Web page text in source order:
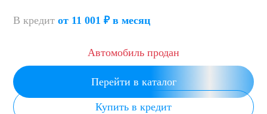
В кредит от 11 001 ₽ в месяц
Автомобиль продан
Перейти в каталог
Купить в кредит